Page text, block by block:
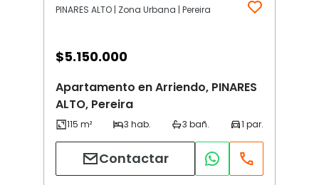
PINARES ALTO | Zona Urbana | Pereira
$5.150.000
Apartamento en Arriendo, PINARES
ALTO, Pereira
Contactar